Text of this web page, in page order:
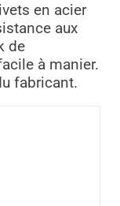
en acier
aux
de
à manier.
fabricant.